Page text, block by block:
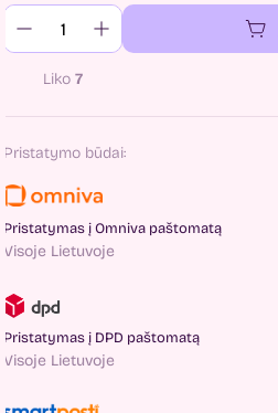
Liko 7
Pristatymo būdai:
Pristatymas į Omniva paštomatą
Visoje Lietuvoje
Pristatymas į DPD paštomatą
Visoje Lietuvoje